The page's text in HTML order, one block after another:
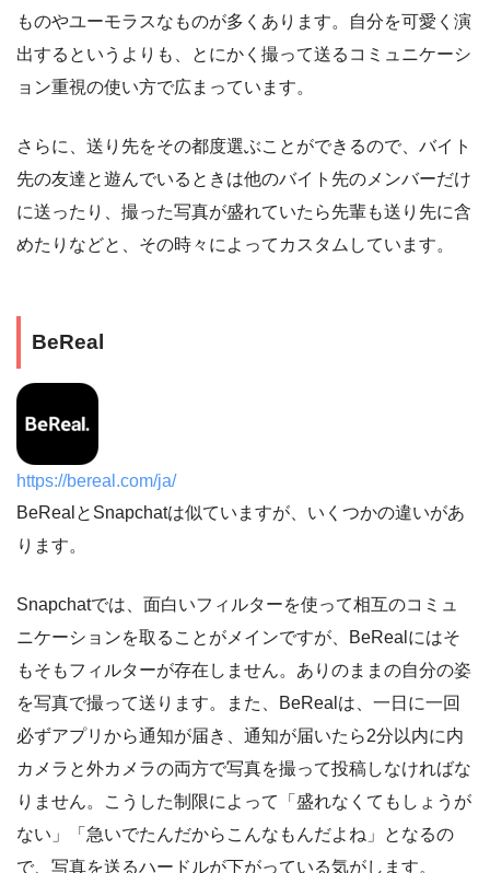
ものやユーモラスなものが多くあります。自分を可愛く演
出するというよりも、とにかく撮って送るコミュニケーシ
ョン重視の使い方で広まっています。
さらに、送り先をその都度選ぶことができるので、バイト
先の友達と遊んでいるときは他のバイト先のメンバーだけ
に送ったり、撮った写真が盛れていたら先輩も送り先に含
めたりなどと、その時々によってカスタムしています。
BeReal
https://bereal.com/ja/
BeRealとSnapchatは似ていますが、いくつかの違いがあ
ります。
Snapchatでは、面白いフィルターを使って相互のコミュ
ニケーションを取ることがメインですが、BeRealにはそ
もそもフィルターが存在しません。ありのままの自分の姿
を写真で撮って送ります。また、BeRealは、一日に一回
必ずアプリから通知が届き、通知が届いたら2分以内に内
カメラと外カメラの両方で写真を撮って投稿しなければな
りません。こうした制限によって「盛れなくてもしょうが
ない」「急いでたんだからこんなもんだよね」となるの
で、写真を送るハードルが下がっている気がします。